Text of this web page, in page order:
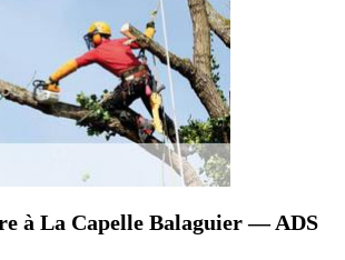
à La Capelle Balaguier — ADS